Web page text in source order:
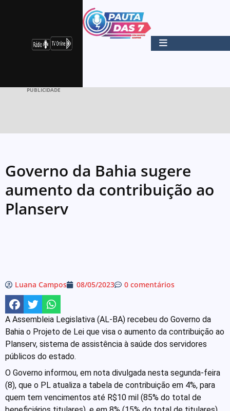
PUBLICIDADE
Governo da Bahia sugere
aumento da contribuição ao
Planserv
Luana Campos 08/05/2023 0 comentários
A Assembleia Legislativa (AL-BA) recebeu do Governo da
Bahia o Projeto de Lei que visa o aumento da contribuição ao
Planserv, sistema de assistência à saúde dos servidores
públicos do estado.
O Governo informou, em nota divulgada nesta segunda-feira
(8), que o PL atualiza a tabela de contribuição em 4%, para
quem tem vencimentos até R$10 mil (85% do total de